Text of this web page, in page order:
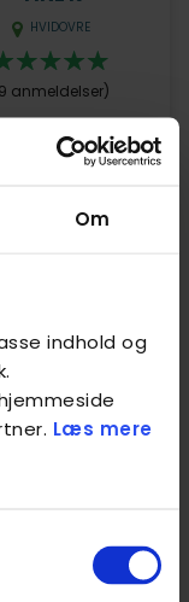
Om
indhold og
Læs mere
HVIDOVRE
anmeldelser)
KARLSLUNDE
hos RaskRask